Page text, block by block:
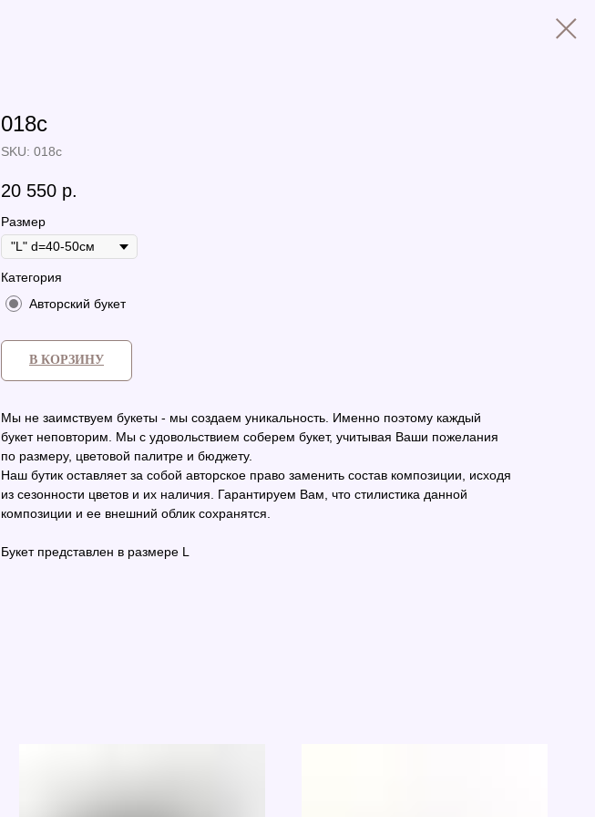
018c
SKU: 018c
20 550 р.
Размер
Категория
Авторский букет
В КОРЗИНУ
Мы не заимствуем букеты - мы создаем уникальность. Именно поэтому каждый
букет неповторим. Мы с удовольствием соберем букет, учитывая Ваши пожелания
по размеру, цветовой палитре и бюджету.
Наш бутик оставляет за собой авторское право заменить состав композиции, исходя
из сезонности цветов и их наличия. Гарантируем Вам, что стилистика данной
композиции и ее внешний облик сохранятся.
Букет представлен в размере L